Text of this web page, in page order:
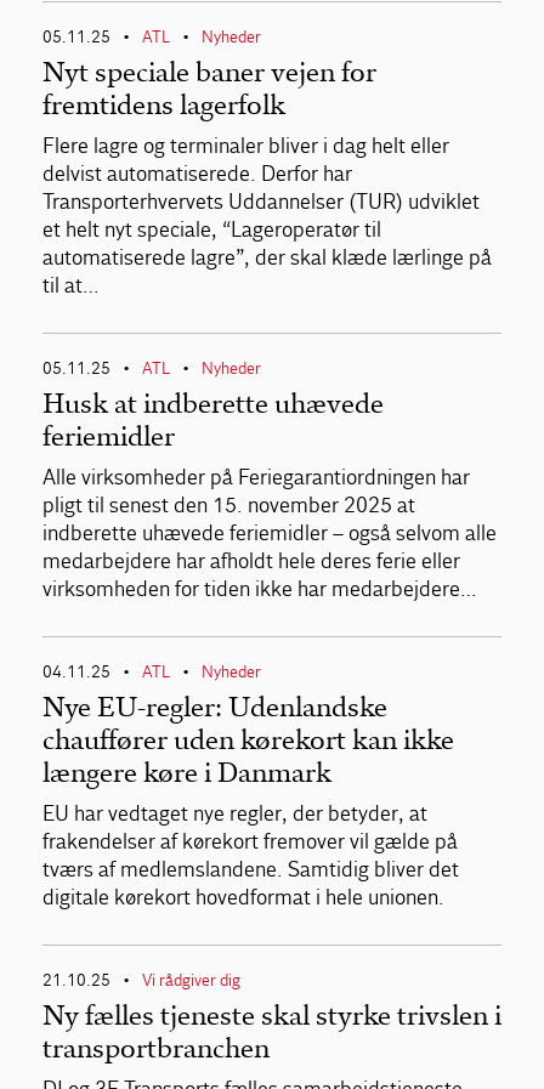
05.11.25 • ATL • Nyheder
Nyt speciale baner vejen for
fremtidens lagerfolk
Flere lagre og terminaler bliver i dag helt eller
delvist automatiserede. Derfor har
Transporterhvervets Uddannelser (TUR) udviklet
et helt nyt speciale, “Lageroperatør til
automatiserede lagre”, der skal klæde lærlinge på
til at…
05.11.25 • ATL • Nyheder
Husk at indberette uhævede
feriemidler
Alle virksomheder på Feriegarantiordningen har
pligt til senest den 15. november 2025 at
indberette uhævede feriemidler – også selvom alle
medarbejdere har afholdt hele deres ferie eller
virksomheden for tiden ikke har medarbejdere…
04.11.25 • ATL • Nyheder
Nye EU-regler: Udenlandske
chauffører uden kørekort kan ikke
længere køre i Danmark
EU har vedtaget nye regler, der betyder, at
frakendelser af kørekort fremover vil gælde på
tværs af medlemslandene. Samtidig bliver det
digitale kørekort hovedformat i hele unionen.
21.10.25 • Vi rådgiver dig
Ny fælles tjeneste skal styrke trivslen i
transportbranchen